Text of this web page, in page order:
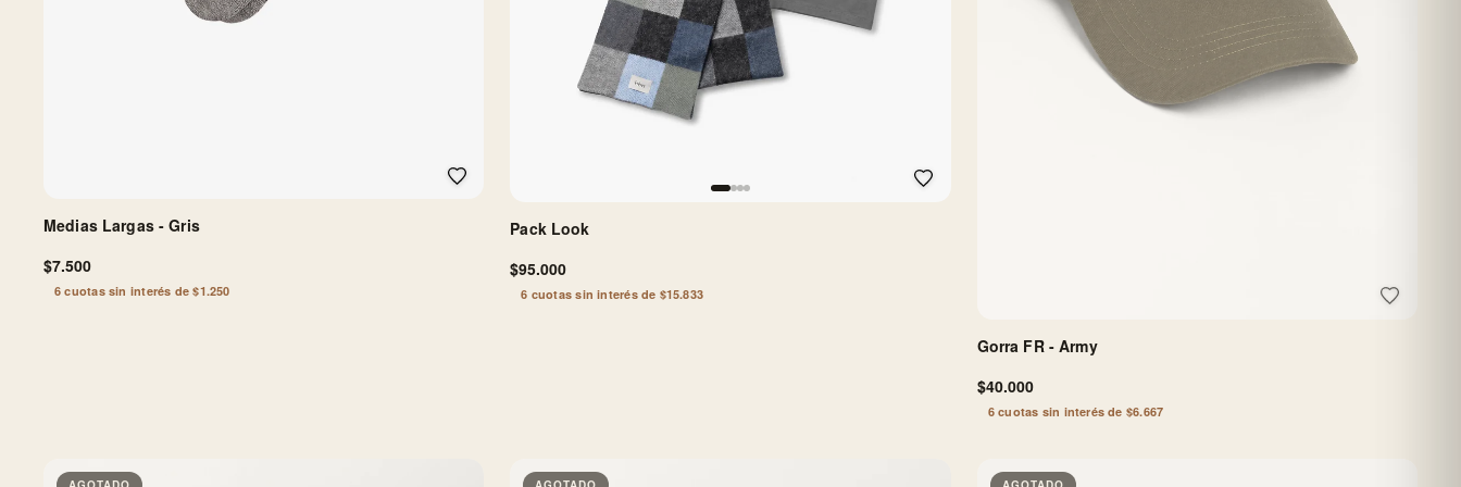
Medias Largas - Gris
$7.500
6 cuotas sin interés de $1.250
Pack Look
$95.000
6 cuotas sin interés de $15.833
Gorra FR - Army
$40.000
6 cuotas sin interés de $6.667